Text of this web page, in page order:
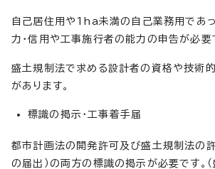
自己居住用や1ha未満の自己業務用であ
力・信用や工事施行者の能力の申告が必要
盛土規制法で求める設計者の資格や技術
があります。
標識の掲示・工事着手届
都市計画法の開発許可及び盛土規制法の
の届出）の両方の標識の掲示が必要です。